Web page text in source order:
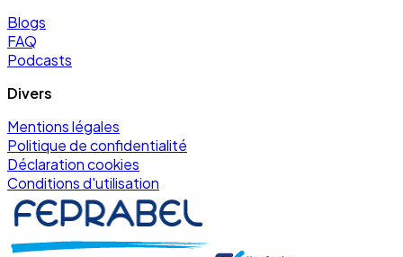
Blogs
FAQ
Podcasts
Divers
Mentions légales
Politique de confidentialité
Déclaration cookies
Conditions d'utilisation